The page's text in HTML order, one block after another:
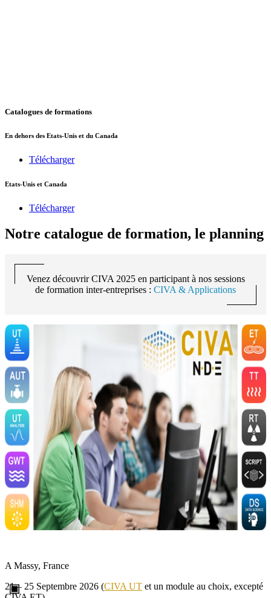
Catalogues de formations
En dehors des Etats-Unis et du Canada
Télécharger
Etats-Unis et Canada
Télécharger
Notre catalogue de formation, le planning
Venez découvrirCIVA 2025en participant à nos sessions
de formation inter-entreprises : CIVA & Applications
A Massy, France
21 – 25 Septembre 2026 (CIVA UT et un module au choix, excepté